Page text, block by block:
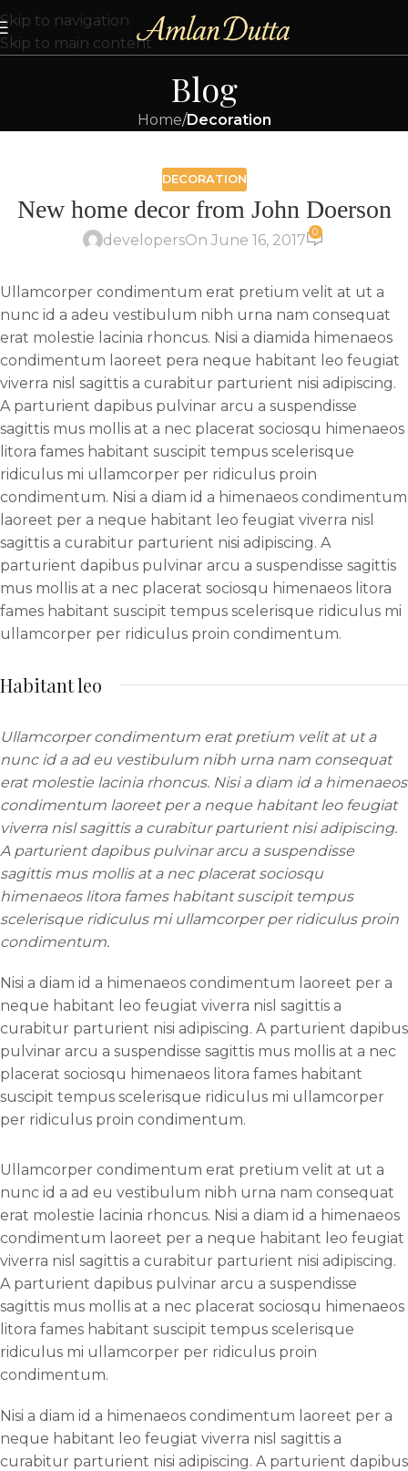
Skip to navigation
Skip to main content
Blog
Home/Decoration
DECORATION
New home decor from John Doerson
developersOn June 16, 2017 0
Ullamcorper condimentum erat pretium velit at ut a
nunc id a adeu vestibulum nibh urna nam consequat
erat molestie lacinia rhoncus. Nisi a diamida himenaeos
condimentum laoreet pera neque habitant leo feugiat
viverra nisl sagittis a curabitur parturient nisi adipiscing.
A parturient dapibus pulvinar arcu a suspendisse
sagittis mus mollis at a nec placerat sociosqu himenaeos
litora fames habitant suscipit tempus scelerisque
ridiculus mi ullamcorper per ridiculus proin
condimentum. Nisi a diam id a himenaeos condimentum
laoreet per a neque habitant leo feugiat viverra nisl
sagittis a curabitur parturient nisi adipiscing. A
parturient dapibus pulvinar arcu a suspendisse sagittis
mus mollis at a nec placerat sociosqu himenaeos litora
fames habitant suscipit tempus scelerisque ridiculus mi
ullamcorper per ridiculus proin condimentum.
Habitant leo
Ullamcorper condimentum erat pretium velit at ut a
nunc id a ad eu vestibulum nibh urna nam consequat
erat molestie lacinia rhoncus. Nisi a diam id a himenaeos
condimentum laoreet per a neque habitant leo feugiat
viverra nisl sagittis a curabitur parturient nisi adipiscing.
A parturient dapibus pulvinar arcu a suspendisse
sagittis mus mollis at a nec placerat sociosqu
himenaeos litora fames habitant suscipit tempus
scelerisque ridiculus mi ullamcorper per ridiculus proin
condimentum.
Nisi a diam id a himenaeos condimentum laoreet per a
neque habitant leo feugiat viverra nisl sagittis a
curabitur parturient nisi adipiscing. A parturient dapibus
pulvinar arcu a suspendisse sagittis mus mollis at a nec
placerat sociosqu himenaeos litora fames habitant
suscipit tempus scelerisque ridiculus mi ullamcorper
per ridiculus proin condimentum.
Ullamcorper condimentum erat pretium velit at ut a
nunc id a ad eu vestibulum nibh urna nam consequat
erat molestie lacinia rhoncus. Nisi a diam id a himenaeos
condimentum laoreet per a neque habitant leo feugiat
viverra nisl sagittis a curabitur parturient nisi adipiscing.
A parturient dapibus pulvinar arcu a suspendisse
sagittis mus mollis at a nec placerat sociosqu himenaeos
litora fames habitant suscipit tempus scelerisque
ridiculus mi ullamcorper per ridiculus proin
condimentum.
Nisi a diam id a himenaeos condimentum laoreet per a
neque habitant leo feugiat viverra nisl sagittis a
curabitur parturient nisi adipiscing. A parturient dapibus